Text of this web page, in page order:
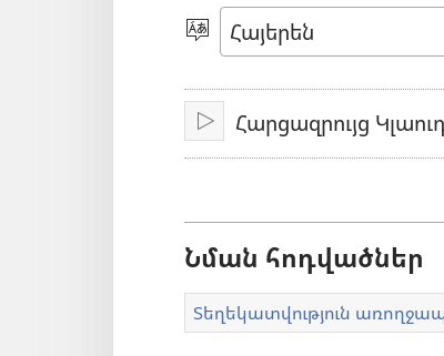
Ընտրեք
լեզուն
Միացնել
Հարցազրույց
Նման հոդվածներ
Տեղեկատվություն